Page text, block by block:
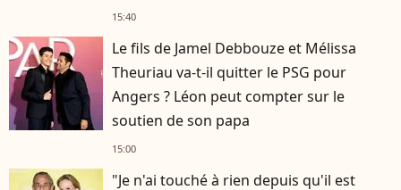
15:40
Le fils de Jamel Debbouze et Mélissa
Theuriau va-t-il quitter le PSG pour
Angers ? Léon peut compter sur le
soutien de son papa
15:00
"Je n'ai touché à rien depuis qu'il est